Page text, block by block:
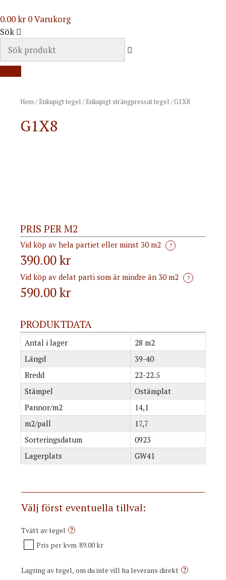
0.00kr 0Varukorg
Sök
Hem/Enkupigt tegel/Enkupigt strängpressat tegel/ G1X8
G1X8
PRIS PER M2
Vid köp av hela partiet eller minst 30 m2 ?
390.00 kr
Vid köp av delat parti som är mindre än 30 m2 ?
590.00kr
PRODUKTDATA
Antal i lager
28 m2
Längd
39-40
Bredd
22-22.5
Stämpel
Ostämplat
Pannor/m2
14,1
m2/pall
17,7
Sorteringsdatum
0923
Lagerplats
GW41
Välj först eventuella tillval:
Tvätt av tegel ?
Pris per kvm 89.00 kr
Lagring av tegel, om du inte vill ha leverans direkt ?